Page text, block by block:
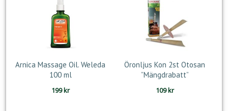
Arnica Massage Oil. Weleda
100 ml
199kr
Öronljus Kon 2st Otosan
”Mängdrabatt”
109kr